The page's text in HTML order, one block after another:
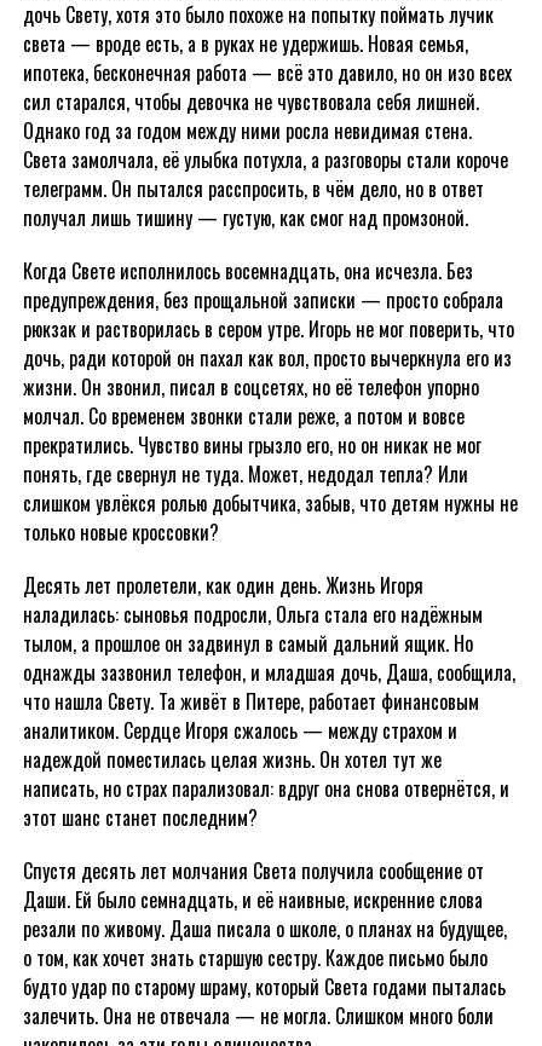
дочь Свету, хотя это было похоже на попытку поймать лучик
света — вроде есть, а в руках не удержишь. Новая семья,
ипотека, бесконечная работа — всё это давило, но он изо всех
сил старался, чтобы девочка не чувствовала себя лишней.
Однако год за годом между ними росла невидимая стена.
Света замолчала, её улыбка потухла, а разговоры стали короче
телеграмм. Он пытался расспросить, в чём дело, но в ответ
получал лишь тишину — густую, как смог над промзоной.
Когда Свете исполнилось восемнадцать, она исчезла. Без
предупреждения, без прощальной записки — просто собрала
рюкзак и растворилась в сером утре. Игорь не мог поверить, что
дочь, ради которой он пахал как вол, просто вычеркнула его из
жизни. Он звонил, писал в соцсетях, но её телефон упорно
молчал. Со временем звонки стали реже, а потом и вовсе
прекратились. Чувство вины грызло его, но он никак не мог
понять, где свернул не туда. Может, недодал тепла? Или
слишком увлёкся ролью добытчика, забыв, что детям нужны не
только новые кроссовки?
Десять лет пролетели, как один день. Жизнь Игоря
наладилась: сыновья подросли, Ольга стала его надёжным
тылом, а прошлое он задвинул в самый дальний ящик. Но
однажды зазвонил телефон, и младшая дочь, Даша, сообщила,
что нашла Свету. Та живёт в Питере, работает финансовым
аналитиком. Сердце Игоря сжалось — между страхом и
надеждой поместилась целая жизнь. Он хотел тут же
написать, но страх парализовал: вдруг она снова отвернётся, и
этот шанс станет последним?
Спустя десять лет молчания Света получила сообщение от
Даши. Ей было семнадцать, и её наивные, искренние слова
резали по живому. Даша писала о школе, о планах на будущее,
о том, как хочет знать старшую сестру. Каждое письмо было
будто удар по старому шраму, который Света годами пыталась
залечить. Она не отвечала — не могла. Слишком много боли